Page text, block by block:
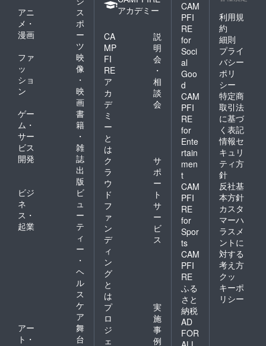
アニ
メ・
漫画
ス
ポ
ー
ツ
ファ
ッ
ショ
ン
映
像
・
映
画
ゲー
ム・
サー
ビス
開発
書
籍
・
雑
誌
出
版
ビジ
ネ
ス・
起業
ビ
ュ
ー
テ
ィ
ー
・
ヘ
ル
ス
ケ
ア
アー
ト・
舞
台
アカデミー
CA
MP
FI
RE
ア
カ
デ
ミ
ー
と
は
説
明
会
・
相
談
会
ク
ラ
ウ
ド
フ
ァ
ン
デ
ィ
ン
グ
と
は
サ
ポ
ー
ト
サ
ー
ビ
ス
プ
ロ
ジ
ェ
実
施
事
例
CAM
PFI
RE
for
Soci
al
Goo
d
CAM
PFI
RE
for
Ente
rtain
men
t
CAM
PFI
RE
for
Spor
ts
CAM
PFI
RE
ふる
さと
納税
AD
FOR
利用規
約
細則
プライ
バシー
ポリ
シー
特定商
取引法
に基づ
く表記
情報セ
キュリ
ティ方
針
反社基
本方針
カスタ
マーハ
ラスメ
ントに
対する
考え方
クッ
キーポ
リシー